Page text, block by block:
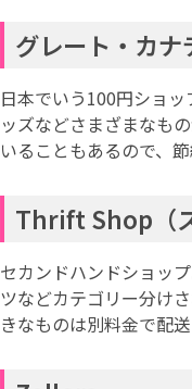
グレート・カナ
日本でいう100円ショ
ッズなどさまざまなも
いることもあるので、
Thrift Shop（
セカンドハンドショッ
ツなどカテゴリー分け
きなものは別料金で配